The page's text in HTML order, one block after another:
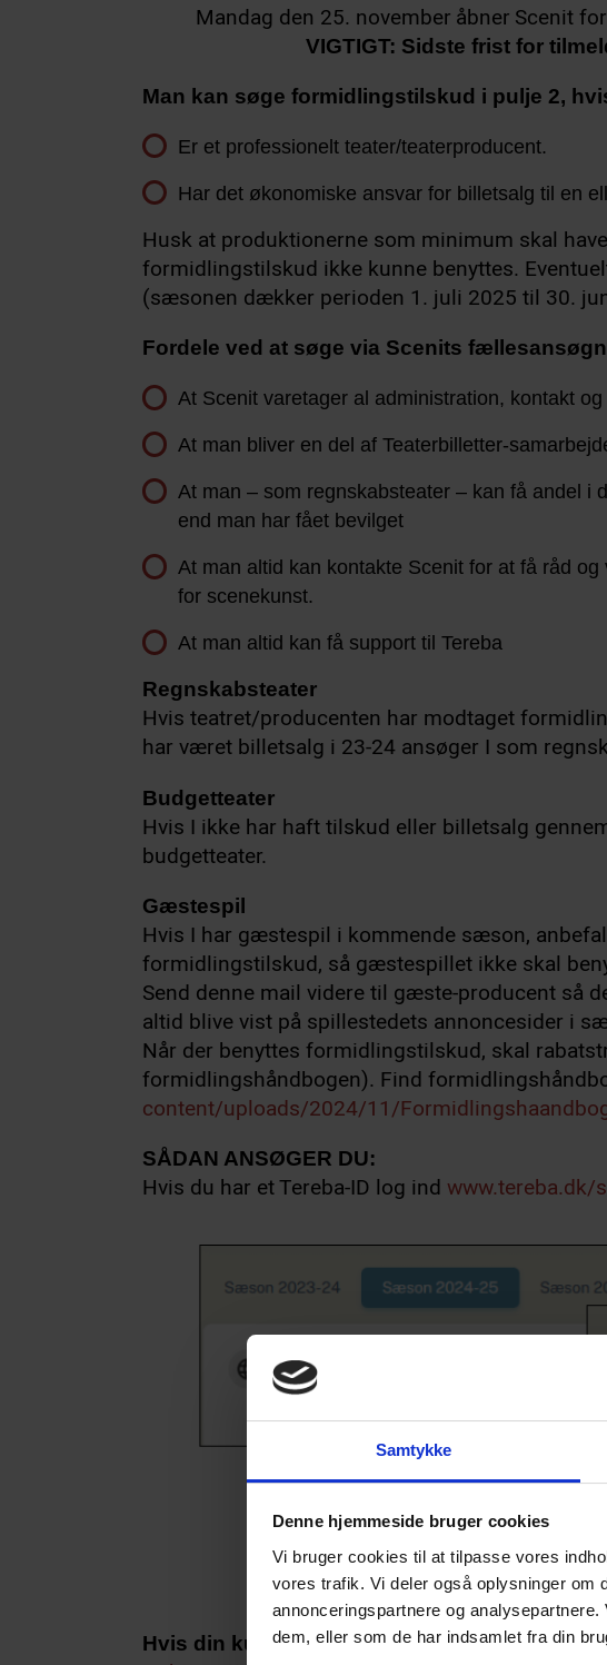
Samtykke
Denne hjemmeside bruger cookies
Vi bruger cookies til at tilpasse vores
vores trafik. Vi deler også oplysninger om
annonceringspartnere og
dem, eller som de har indsamlet fra din
Mandag den 25. november åbner Scenit
VIGTIGT: Sidste frist for
Man kan søge formidlingstilskud i pulje 2,
Er et professionelt teater/teaterproducent.
Har det økonomiske ansvar for billetsalg til en
Husk at produktionerne som minimum skal
formidlingstilskud ikke kunne benyttes.
(sæsonen dækker perioden 1. juli 2025 til 30.
Fordele ved at søge via Scenits
At Scenit varetager al administration, kontakt
At man bliver en del af Teaterbilletter-
At man – som regnskabsteater – kan få andel i
end man har fået bevilget
At man altid kan kontakte Scenit for at få råd
for scenekunst.
At man altid kan få support til Tereba
Regnskabsteater
Hvis teatret/producenten har modtaget
har været billetsalg i 23-24 ansøger I som
Budgetteater
Hvis I ikke har haft tilskud eller billetsalg
budgetteater.
Gæstespil
Hvis I har gæstespil i kommende sæson,
formidlingstilskud, så gæstespillet ikke skal
Send denne mail videre til gæste-producent så
altid blive vist på spillestedets annoncesider i
Når der benyttes formidlingstilskud, skal
formidlingshåndbogen). Find
content/uploads/2024/11/
SÅDAN ANSØGER DU:
Hvis du har et Tereba-ID log ind www.tereba.dk/
Hvis din kulturvirksomhed ikke har en